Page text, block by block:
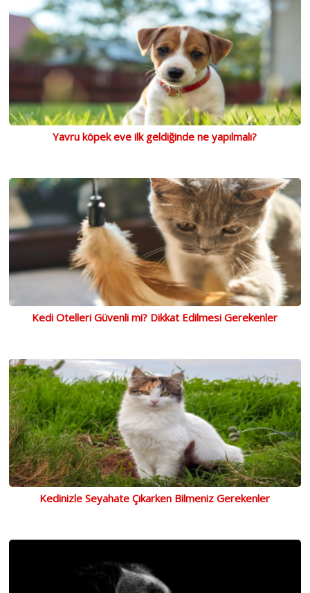
Yavru köpek eve ilk geldiğinde ne yapılmalı?
Kedi Otelleri Güvenli mi? Dikkat Edilmesi Gerekenler
Kedinizle Seyahate Çıkarken Bilmeniz Gerekenler